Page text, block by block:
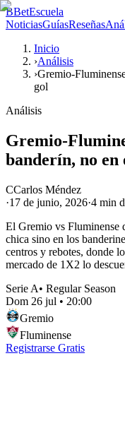
BBetEscuela
NoticiasGuíasReseñas
Inicio
›Análisis
›Gremio-
gol
Análisis
Gremio-
banderín, no en
CCarlos Méndez
·17 de junio, 2026·4 min
El Gremio vs Fluminense
chica sino en los
centros y rebotes, donde
mercado de 1X2 lo
Serie A• Regular Season
Dom 26 jul • 20:00
Gremio
Fluminense
Registrarse Gratis